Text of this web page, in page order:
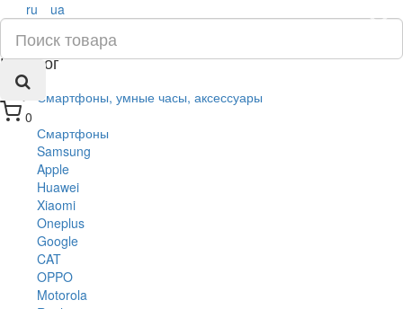
0
×
ru ua
Каталог
Смартфоны, умные часы, аксессуары
Смартфоны
Samsung
Apple
Huawei
Xiaomi
Oneplus
Google
CAT
OPPO
Motorola